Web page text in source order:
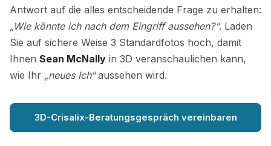
Antwort auf die alles entscheidende Frage zu erhalten:
„Wie könnte ich nach dem Eingriff aussehen?“. Laden
Sie auf sichere Weise 3 Standardfotos hoch, damit
Ihnen Sean McNally in 3D veranschaulichen kann,
wie Ihr „neues Ich“aussehen wird.
3D-Crisalix-Beratungsgespräch vereinbaren